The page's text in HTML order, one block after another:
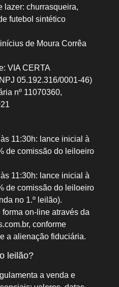
lazer: churrasqueira,
futebol sintético
de Moura Corrêa
VIA CERTA
05.192.316/0001-46)
nº 11070360,
11:30h: lance inicial à
de comissão do leiloeiro
11:30h: lance inicial à
de comissão do leiloeiro
no 1.º leilão).
on-line através da
conforme
a alienação fiduciária.
leilão?
a venda e